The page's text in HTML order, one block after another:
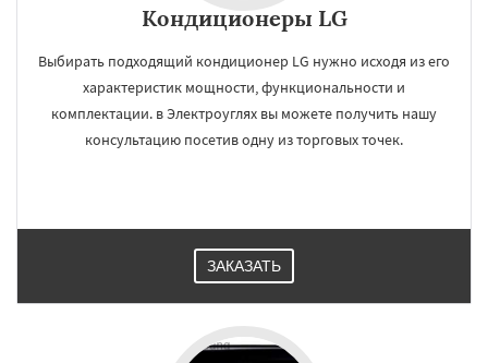
Кондиционеры LG
Выбирать подходящий кондиционер LG нужно исходя из его
характеристик мощности, функциональности и
комплектации. в Электроуглях вы можете получить нашу
консультацию посетив одну из торговых точек.
ЗАКАЗАТЬ